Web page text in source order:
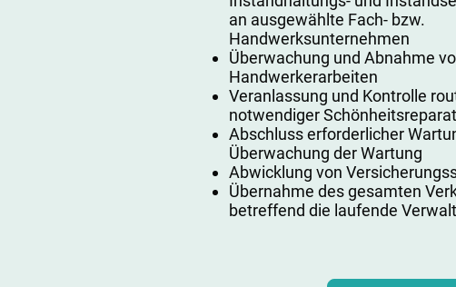
an ausgewählte Fach- bzw.
Handwerksunternehmen
Überwachung und Abnahme
Handwerkerarbeiten
Veranlassung und Kontrolle
notwendiger
Abschluss erforderlicher
Überwachung der Wartung
Abwicklung von
Übernahme des gesamten
betreffend die laufende